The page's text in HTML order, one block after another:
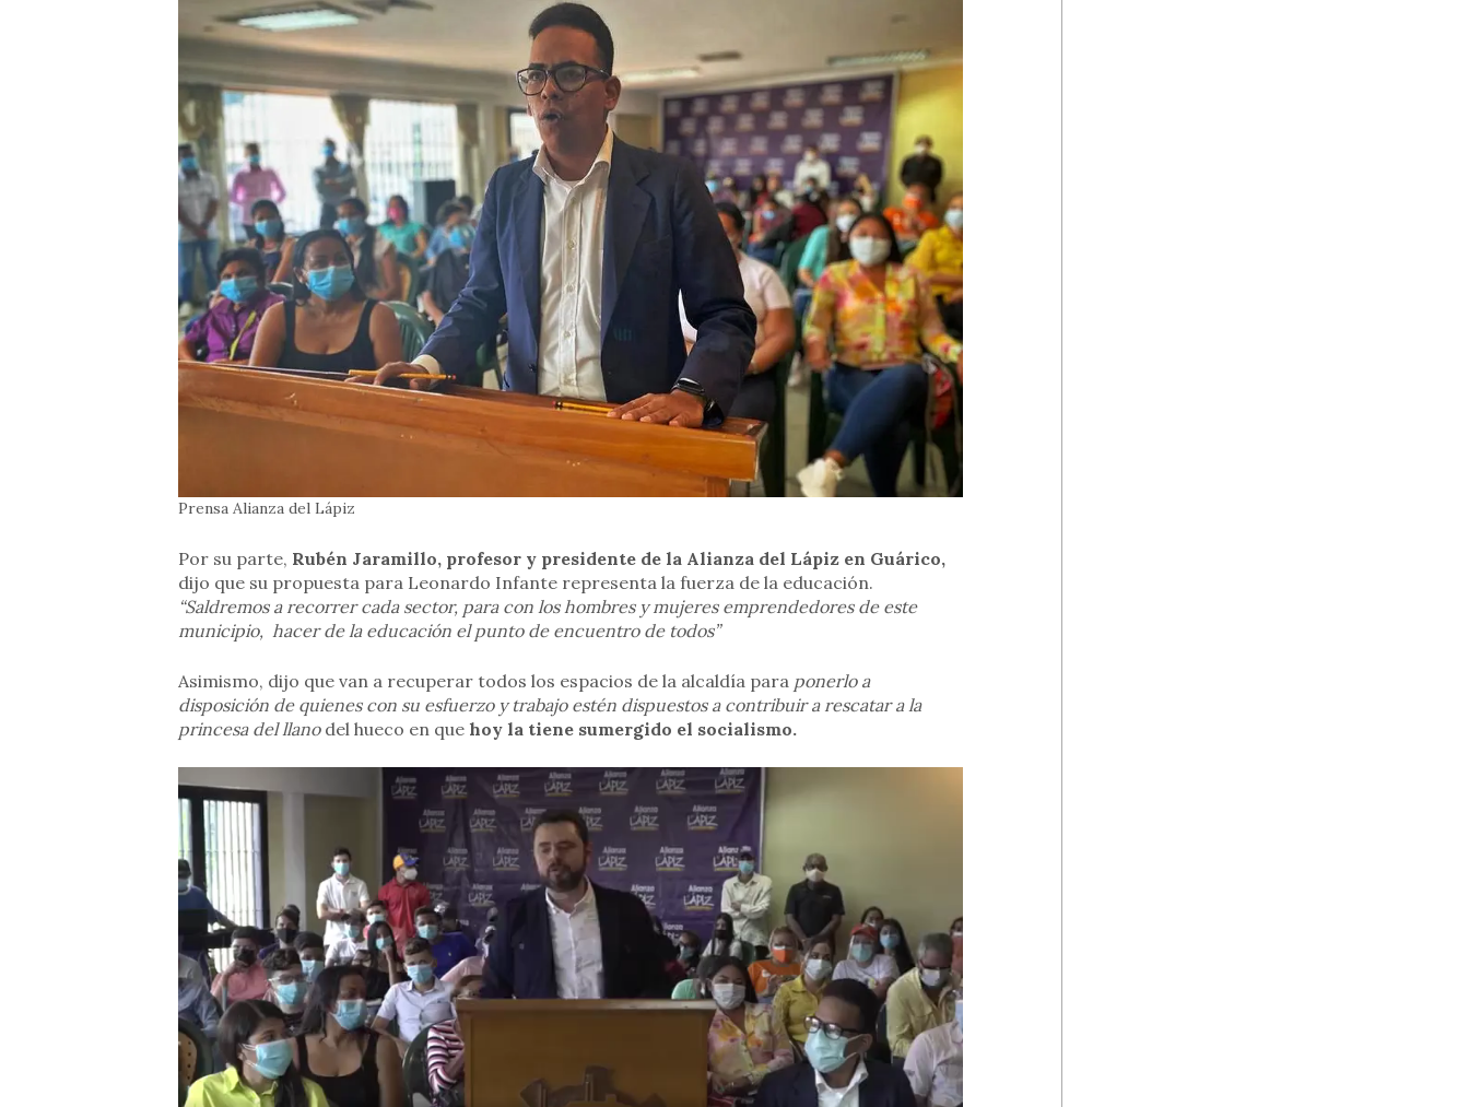
Prensa Alianza del Lápiz
Por su parte, Rubén Jaramillo, profesor y presidente de la Alianza del Lápiz en Guárico,
dijo que su propuesta para Leonardo Infante representa la fuerza de la educación.
“Saldremos a recorrer cada sector, para con los hombres y mujeres emprendedores de este
municipio, hacer de la educación el punto de encuentro de todos”
Asimismo, dijo que van a recuperar todos los espacios de la alcaldía para ponerlo a
disposición de quienes con su esfuerzo y trabajo estén dispuestos a contribuir a rescatar a la
princesa del llanodel hueco en que hoy la tiene sumergido el socialismo.